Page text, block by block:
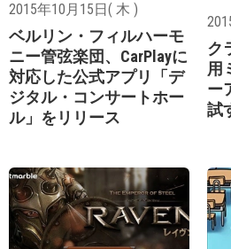
2015年10月15日( 木 )
ベルリン・フィルハーモ
ニー管弦楽団、CarPlayに
対応した公式アプリ「デ
ジタル・コンサートホー
ル」をリリース
ク
用
ー
試